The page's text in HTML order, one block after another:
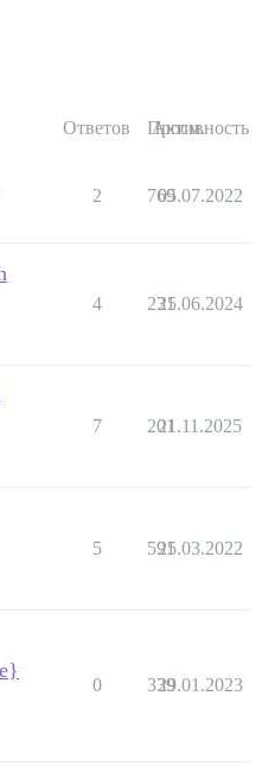
Ответов Просм.
Активность
2 769
05.07.2022
4 231
25.06.2024
7 201
21.11.2025
5 591
25.03.2022
0 339
29.01.2023